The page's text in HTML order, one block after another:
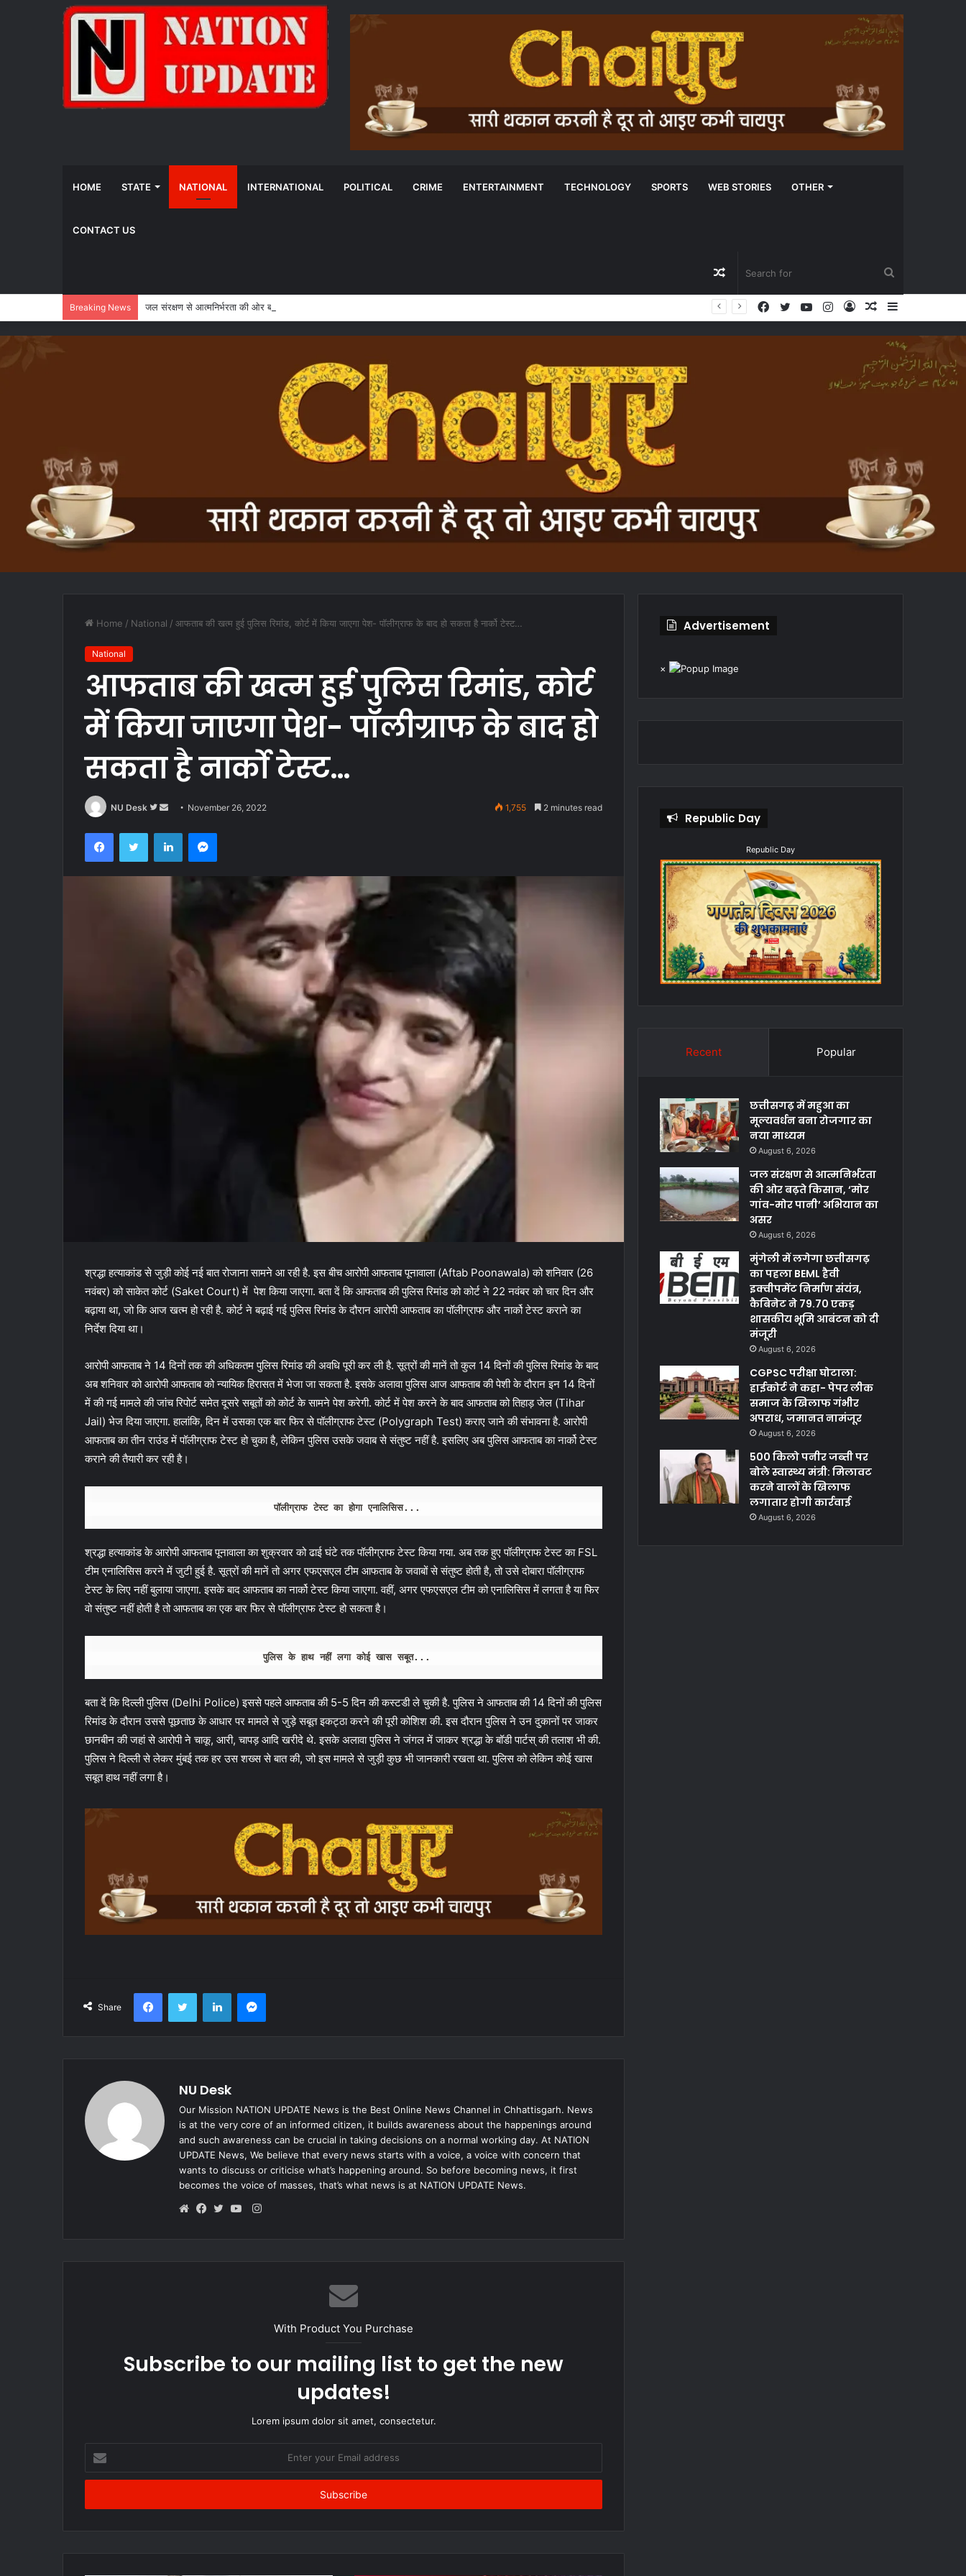
HOME STATE NATIONAL INTERNATIONAL POLITICAL CRIME ENTERTAINMENT TECHNOLOGY SPORTS WEB STORIES OTHER
CONTACT US
for
Random
Article
Breaking News जल संरक्षण से आत्मनिर्भरता की ओर बढ़ते किसान, ‘मोर गांव-मोर पानी’ अभियान का असर Sidebar
Random
Log
Instagram
YouTube
Twitter
Facebook
Home / National / आफताब की खत्म हुई पुलिस रिमांड, कोर्ट में किया जाएगा पेश- पॉलीग्राफ के बाद हो सकता है नार्को टेस्ट…
National
आफताब की खत्म हुई पुलिस रिमांड, कोर्ट
में किया जाएगा पेश- पॉलीग्राफ के बाद हो
सकता है नार्को टेस्ट…
NU Desk
Follow
Twitter
Send November 26, 2022 1,755 2 minutes read
FacebookTwitter LinkedInMessenger
श्रद्धा हत्याकांड से जुड़ी कोई नई बात रोजाना सामने आ रही है. इस बीच आरोपी आफताब पूनावाला (Aftab Poonawala) को शनिवार (26
नवंबर) को साकेत कोर्ट (Saket Court) में पेश किया जाएगा. बता दें कि आफताब की पुलिस रिमांड को कोर्ट ने 22 नवंबर को चार दिन और
बढ़ाया था, जो कि आज खत्म हो रही है. कोर्ट ने बढ़ाई गई पुलिस रिमांड के दौरान आरोपी आफताब का पॉलीग्राफ और नार्को टेस्ट कराने का
निर्देश दिया था।
आरोपी आफताब ने 14 दिनों तक की अधिकतम पुलिस रिमांड की अवधि पूरी कर ली है. सूत्रों की मानें तो कुल 14 दिनों की पुलिस रिमांड के बाद
अब शनिवार को आरोपी आफताब को न्यायिक हिरासत में भेजा जा सकता है. इसके अलावा पुलिस आज आफताब की पेशी के दौरान इन 14 दिनों
में की गई मामले की जांच रिपोर्ट समेत दूसरे सबूतों को कोर्ट के सामने पेश करेगी. कोर्ट में पेश करने के बाद आफताब को तिहाड़ जेल (Tihar
Jail) भेज दिया जाएगा. हालांकि, दिन में उसका एक बार फिर से पॉलीग्राफ टेस्ट (Polygraph Test) कराए जाने की संभावना है. आरोपी
आफताब का तीन राउंड में पॉलीग्राफ टेस्ट हो चुका है, लेकिन पुलिस उसके जवाब से संतुष्ट नहीं है. इसलिए अब पुलिस आफताब का नार्को टेस्ट
कराने की तैयारी कर रही है।
पॉलीग्राफ टेस्ट का होगा एनालिसिस...
श्रद्धा हत्याकांड के आरोपी आफताब पूनावाला का शुक्रवार को ढाई घंटे तक पॉलीग्राफ टेस्ट किया गया. अब तक हुए पॉलीग्राफ टेस्ट का FSL
टीम एनालिसिस करने में जुटी हुई है. सूत्रों की मानें तो अगर एफएसएल टीम आफताब के जवाबों से संतुष्ट होती है, तो उसे दोबारा पॉलीग्राफ
टेस्ट के लिए नहीं बुलाया जाएगा. इसके बाद आफताब का नार्को टेस्ट किया जाएगा. वहीं, अगर एफएसएल टीम को एनालिसिस में लगता है या फिर
वो संतुष्ट नहीं होती है तो आफताब का एक बार फिर से पॉलीग्राफ टेस्ट हो सकता है।
पुलिस के हाथ नहीं लगा कोई खास सबूत...
बता दें कि दिल्ली पुलिस (Delhi Police) इससे पहले आफताब की 5-5 दिन की कस्टडी ले चुकी है. पुलिस ने आफताब की 14 दिनों की पुलिस
रिमांड के दौरान उससे पूछताछ के आधार पर मामले से जुड़े सबूत इकट्ठा करने की पूरी कोशिश की. इस दौरान पुलिस ने उन दुकानों पर जाकर
छानबीन की जहां से आरोपी ने चाकू, आरी, चापड़ आदि खरीदे थे. इसके अलावा पुलिस ने जंगल में जाकर श्रद्धा के बॉडी पार्टस् की तलाश भी की.
पुलिस ने दिल्ली से लेकर मुंबई तक हर उस शख्स से बात की, जो इस मामले से जुड़ी कुछ भी जानकारी रखता था. पुलिस को लेकिन कोई खास
सबूत हाथ नहीं लगा है।
Share
FacebookTwitter LinkedInMessenger
NU Desk
Our Mission NATION UPDATE News is the Best Online News Channel in Chhattisgarh. News
is at the very core of an informed citizen, it builds awareness about the happenings around
and such awareness can be crucial in taking decisions on a normal working day. At NATION
UPDATE News, We believe that every news starts with a voice, a voice with concern that
wants to discuss or criticise what’s happening around. So before becoming news, it first
becomes the voice of masses, that’s what news is at NATION UPDATE News.
Instagram
With Product You Purchase
Subscribe to our mailing list to get the new
updates!
Lorem ipsum dolor sit amet, consectetur.
your
Email
Advertisement
×
Republic Day
Republic Day
Recent Popular
छत्तीसगढ़ में महुआ का
मूल्यवर्धन बना रोजगार का
नया माध्यम
August 6, 2026
जल संरक्षण से आत्मनिर्भरता
की ओर बढ़ते किसान, ‘मोर
गांव-मोर पानी’ अभियान का
असर
August 6, 2026
मुंगेली में लगेगा छत्तीसगढ़
का पहला BEML हैवी
इक्वीपमेंट निर्माण संयंत्र,
कैबिनेट ने 79.70 एकड़
शासकीय भूमि आबंटन को दी
मंजूरी
August 6, 2026
CGPSC परीक्षा घोटाला:
हाईकोर्ट ने कहा- पेपर लीक
समाज के खिलाफ गंभीर
अपराध, जमानत नामंजूर
August 6, 2026
500 किलो पनीर जब्ती पर
बोले स्वास्थ्य मंत्री: मिलावट
करने वालों के खिलाफ
लगातार होगी कार्रवाई
August 6, 2026